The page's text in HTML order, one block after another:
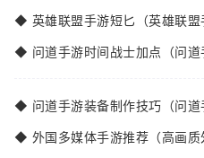
◆ 英雄联盟手游短匕（英雄联
◆ 问道手游时间战士加点（问
◆ 问道手游装备制作技巧（问
◆ 外国多媒体手游推荐（高画质